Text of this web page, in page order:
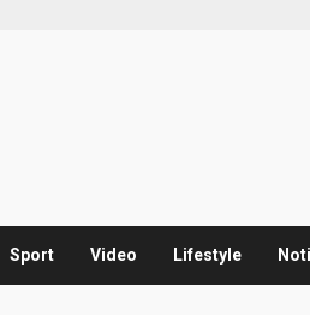
Sport Video Lifestyle